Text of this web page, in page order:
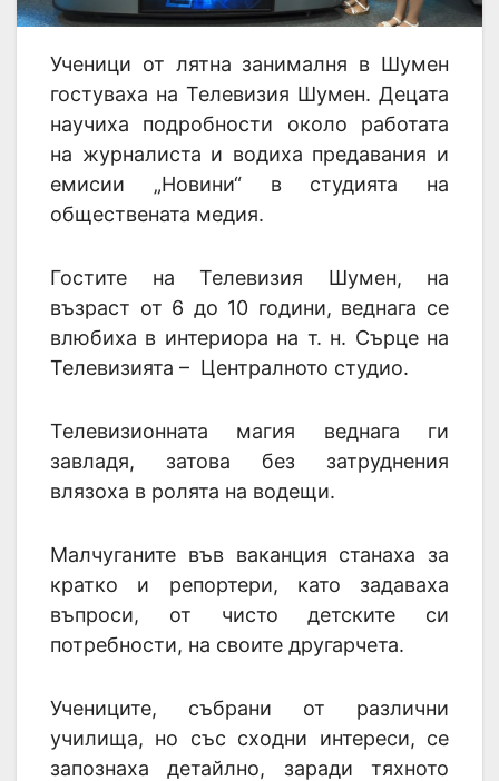
Ученици от лятна занималня в Шумен
гостуваха на Телевизия Шумен. Децата
научиха подробности около работата
на журналиста и водиха предавания и
емисии „Новини“ в студията на
обществената медия.
Гостите на Телевизия Шумен, на
възраст от 6 до 10 години, веднага се
влюбиха в интериора на т. н. Сърце на
Телевизията – Централното студио.
Телевизионната магия веднага ги
завладя, затова без затруднения
влязоха в ролята на водещи.
Малчуганите във ваканция станаха за
кратко и репортери, като задаваха
въпроси, от чисто детските си
потребности, на своите другарчета.
Учениците, събрани от различни
училища, но със сходни интереси, се
запознаха детайлно, заради тяхното